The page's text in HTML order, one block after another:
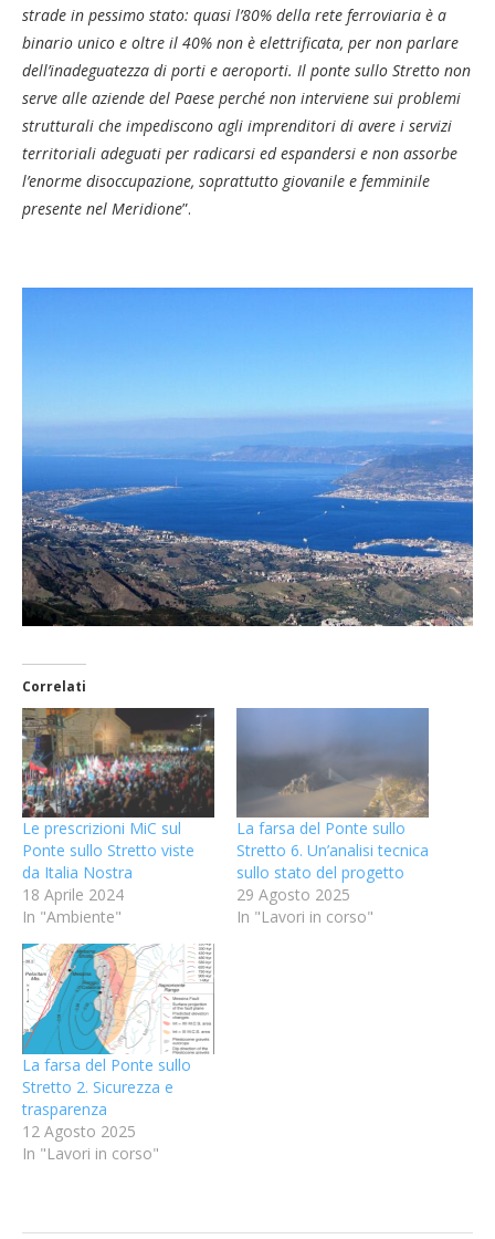
strade in pessimo stato: quasi l’80% della rete ferroviaria è a
binario unico e oltre il 40% non è elettrificata, per non parlare
dell’inadeguatezza di porti e aeroporti. Il ponte sullo Stretto non
serve alle aziende del Paese perché non interviene sui problemi
strutturali che impediscono agli imprenditori di avere i servizi
territoriali adeguati per radicarsi ed espandersi e non assorbe
l’enorme disoccupazione, soprattutto giovanile e femminile
presente nel Meridione”.
Correlati
Le prescrizioni MiC sul
Ponte sullo Stretto viste
da Italia Nostra
18 Aprile 2024
In "Ambiente"
La farsa del Ponte sullo
Stretto 6. Un’analisi tecnica
sullo stato del progetto
29 Agosto 2025
In "Lavori in corso"
La farsa del Ponte sullo
Stretto 2. Sicurezza e
trasparenza
12 Agosto 2025
In "Lavori in corso"